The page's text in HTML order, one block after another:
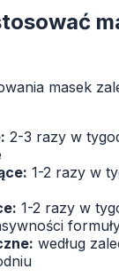
masek
2-3 razy w
1-2 razy w
1-2 razy w
według